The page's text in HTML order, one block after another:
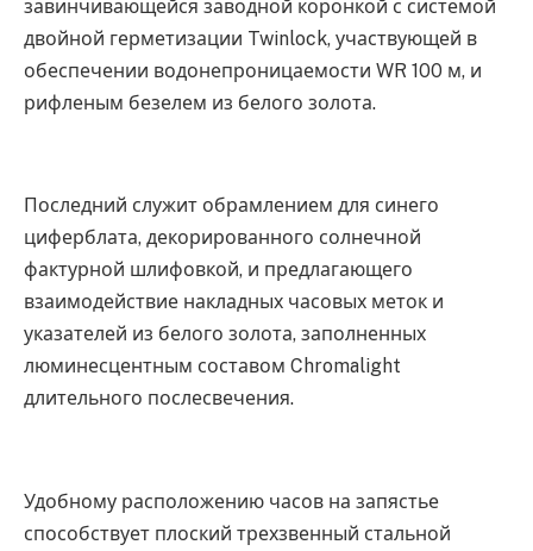
завинчивающейся заводной коронкой с системой
двойной герметизации Twinlock, участвующей в
обеспечении водонепроницаемости WR 100 м, и
рифленым безелем из белого золота.
Последний служит обрамлением для синего
циферблата, декорированного солнечной
фактурной шлифовкой, и предлагающего
взаимодействие накладных часовых меток и
указателей из белого золота, заполненных
люминесцентным составом Chromalight
длительного послесвечения.
Удобному расположению часов на запястье
способствует плоский трехзвенный стальной